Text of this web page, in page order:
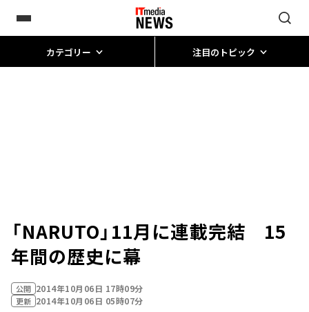
カテゴリー 注目のトピック
「NARUTO」11月に連載完結 15
年間の歴史に幕
公開 2014年10月06日 17時09分
更新 2014年10月06日 05時07分